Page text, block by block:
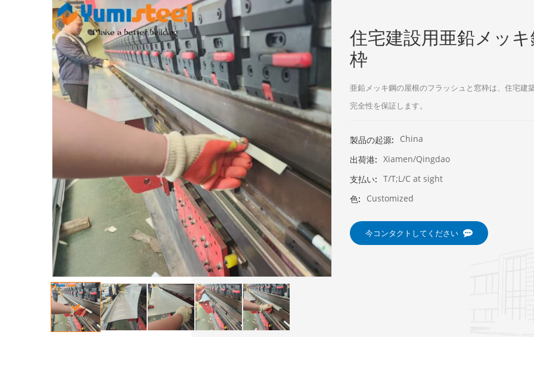
住宅建設用亜鉛メッ
枠
亜鉛メッキ鋼の屋根のフラッシュと窓枠は、住宅
完全性を保証します。
製品の起源:
China
出荷港: Xiamen/Qingdao
支払い: T/T;L/C at sight
色:
Customized
今コンタクトしてください